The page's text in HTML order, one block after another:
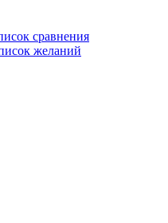
сравнения
желаний